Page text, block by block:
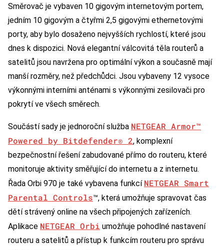
Směrovač je vybaven 10 gigovým internetovým portem,
jedním 10 gigovým a čtyřmi 2,5 gigovými ethernetovými
porty, aby bylo dosaženo nejvyšších rychlostí, které jsou
dnes k dispozici. Nová elegantní válcovitá těla routerů a
satelitů jsou navržena pro optimální výkon a současně mají
manší rozměry, než předchůdci. Jsou vybaveny 12 vysoce
výkonnými interními anténami s výkonnými zesilovači pro
pokrytí ve všech směrech.
Součástí sady je jednoroční služba NETGEAR Armor™
Powered by Bitdefender® 2, komplexní
bezpečnostní řešení zabudované přímo do routeru, které
monitoruje aktivity směřující do internetu a z internetu.
Řada Orbi 970 je také vybavena funkcí NETGEAR Smart
Parental Controls™, která umožňuje spravovat čas
dětí strávený online na všech připojených zařízeních.
Aplikace NETGEAR Orbi umožňuje pohodlné nastavení
routeru a satelitů a přístup k funkcím routeru pro správu